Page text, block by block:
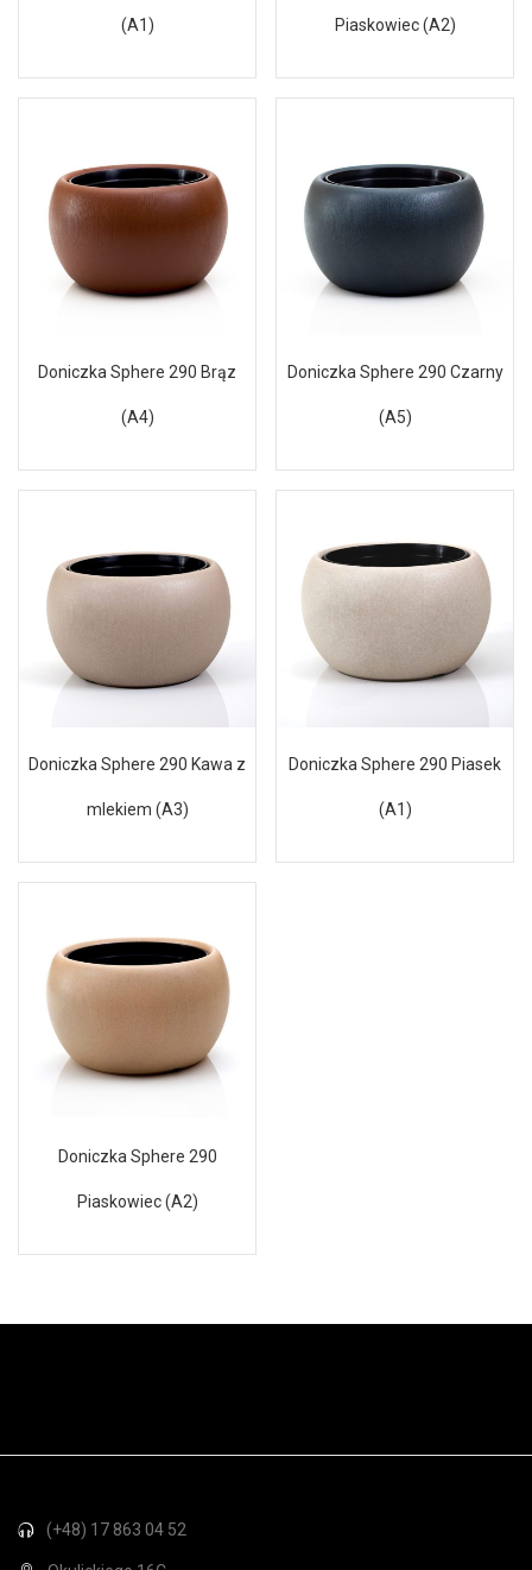
(A1) Piaskowiec (A2)
Doniczka Sphere 290 Brąz
(A4)
Doniczka Sphere 290 Czarny
(A5)
Doniczka Sphere 290 Kawa z
mlekiem (A3)
Doniczka Sphere 290 Piasek
(A1)
Doniczka Sphere 290
Piaskowiec (A2)
(+48) 17 863 04 52